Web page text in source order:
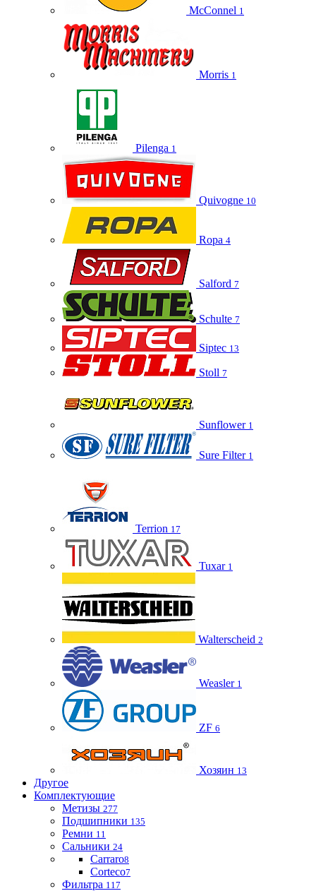
McConnel 1
Morris 1
Pilenga 1
Quivogne 10
Ropa 4
Salford 7
Schulte 7
Siptec 13
Stoll 7
Sunflower 1
Sure Filter 1
Terrion 17
Tuxar 1
Walterscheid 2
Weasler 1
ZF 6
Хозяин 13
Другое
Комплектующие
Метизы 277
Подшипники 135
Ремни 11
Сальники 24
Carraro8
Corteco7
Фильтра 117